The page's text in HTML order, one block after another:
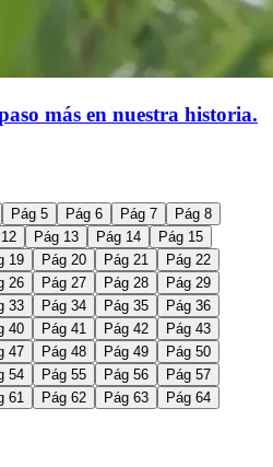
más en nuestra historia.
Pág 5 Pág 6 Pág 7
Pág 8
Pág 13 Pág 14
Pág 15
19 Pág 20 Pág 21
Pág 22
26 Pág 27 Pág 28
Pág 29
33 Pág 34 Pág 35
Pág 36
40 Pág 41 Pág 42
Pág 43
47 Pág 48 Pág 49
Pág 50
54 Pág 55 Pág 56
Pág 57
61 Pág 62 Pág 63
Pág 64